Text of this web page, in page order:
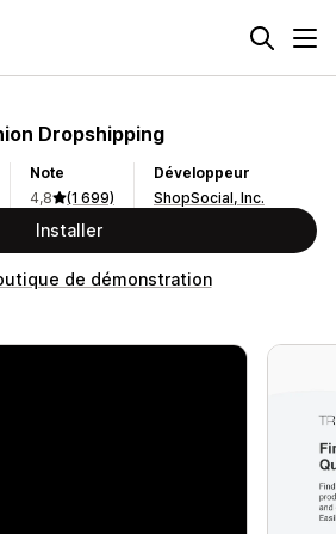
Dropshipping
Note
4,8
(1 699)
Développeur
ShopSocial, Inc.
Installer
de démonstration